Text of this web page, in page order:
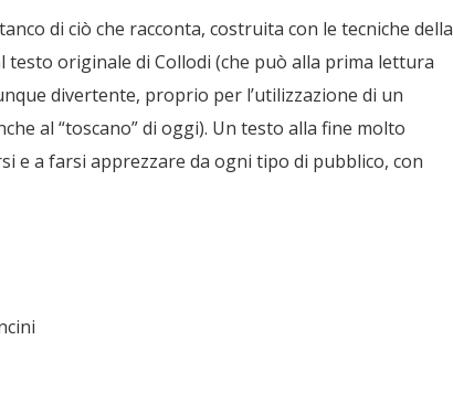
di ciò che racconta, costruita con le tecniche della
testo originale di Collodi (che può alla prima lettura
divertente, proprio per l’utilizzazione di un
al “toscano” di oggi). Un testo alla fine molto
e a farsi apprezzare da ogni tipo di pubblico, con